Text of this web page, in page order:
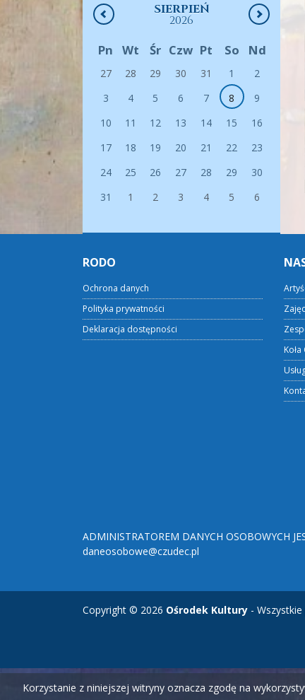
SIERPIEŃ
2026
Pn Wt Śr Czw Pt So Nd
27 28 29 30 31 1
2
3
4 5 6 7 8
9
10
11 12 13 14 15
16
17
18 19 20 21 22
23
24
25 26 27 28 29
30
31
1 2 3 4 5 6
RODO
Ochrona danych
Polityka prywatności
Deklaracja dostępności
ADMINISTRATOREM DANYCH OSOBOWYCH
daneosobowe@czudec.pl
Copyright © 2026 Ośrodek Kultury -
Korzystanie z niniejszej witryny oznacza zgodę na